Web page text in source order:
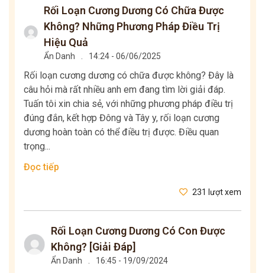
Rối Loạn Cương Dương Có Chữa Được
Không? Những Phương Pháp Điều Trị
Hiệu Quả
Ẩn Danh 14:24 - 06/06/2025
Rối loạn cương dương có chữa được không? Đây là
câu hỏi mà rất nhiều anh em đang tìm lời giải đáp.
Tuấn tôi xin chia sẻ, với những phương pháp điều trị
đúng đắn, kết hợp Đông và Tây y, rối loạn cương
dương hoàn toàn có thể điều trị được. Điều quan
trọng...
Đọc tiếp
231 lượt xem
Rối Loạn Cương Dương Có Con Được
Không? [Giải Đáp]
Ẩn Danh 16:45 - 19/09/2024